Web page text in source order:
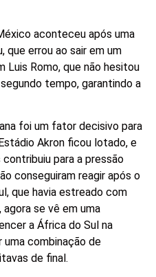
aconteceu após uma
que errou ao sair em um
Luis Romo, que não hesitou
tempo, garantindo a
foi um fator decisivo para
Akron ficou lotado, e
para a pressão
conseguiram reagir após o
que havia estreado com
se vê em uma
a África do Sul na
combinação de
de final.